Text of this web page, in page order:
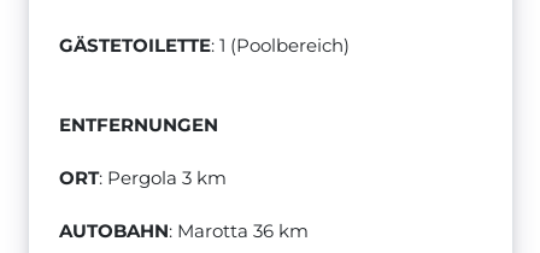
GÄSTETOILETTE: 1 (Poolbereich)
ENTFERNUNGEN
ORT: Pergola 3 km
AUTOBAHN: Marotta 36 km